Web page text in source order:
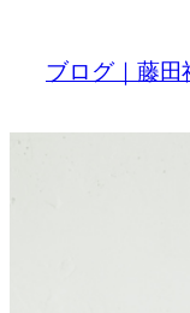
キ
ブログ｜藤